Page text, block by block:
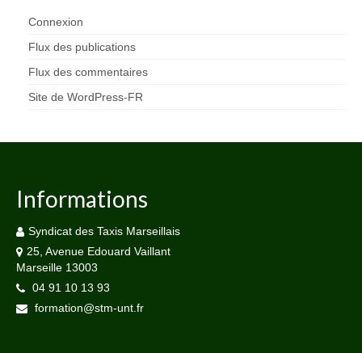
Connexion
Flux des publications
Flux des commentaires
Site de WordPress-FR
Informations
Syndicat des Taxis Marseillais
25, Avenue Edouard Vaillant
Marseille 13003
04 91 10 13 93
formation@stm-unt.fr